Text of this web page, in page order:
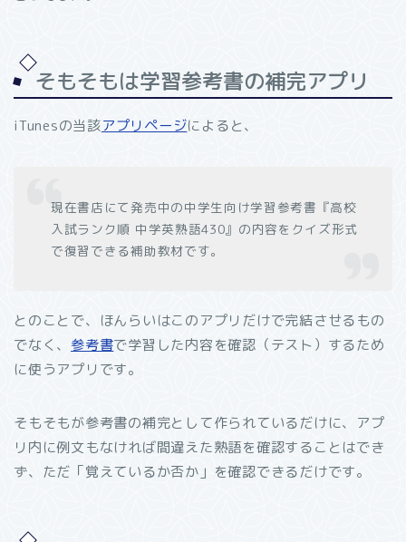
そもそもは学習参考書の補完アプリ
iTunesの当該アプリページによると、
現在書店にて発売中の中学生向け学習参考書『高校
入試ランク順 中学英熟語430』の内容をクイズ形式
で復習できる補助教材です。
とのことで、ほんらいはこのアプリだけで完結させるもの
でなく、 参考書で学習した内容を確認（テスト）するため
に使うアプリです。
そもそもが参考書の補完として作られているだけに、アプ
リ内に例文もなければ間違えた熟語を確認することはでき
ず、ただ「覚えているか否か」を確認できるだけです。